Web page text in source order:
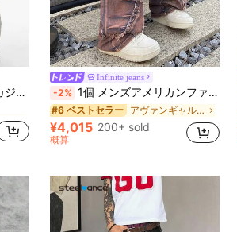
1個 ジャスティスブラザー カジュアル パッチワーク ルーズフィット バレルレッグジーンズ、ダメージウォッシュ、ストリートウェアスタイル(ベルトとアクセサリは含まれません)
Infinite jeans
-2% 1個 メンズアメリカンファッションストリートパッチワークマルチポケットカーゴジーンズ、ゆとりのあるワイドレッグカジュアルパンツ、オールシーズン対応デニムズボン(ベルトとアクセサリは含まれません)
#6 ベストセラー アヴァンギャルド - ゴシック/パンク メンズジーンズ
¥4,015 200+ sold
概算